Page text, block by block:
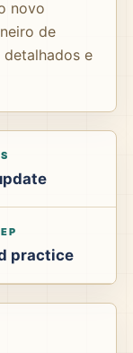
novo
de
e
practice